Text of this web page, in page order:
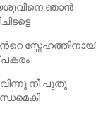
ഞാൻ
സ്നേഹത്തിനായ്
നീ പുതു